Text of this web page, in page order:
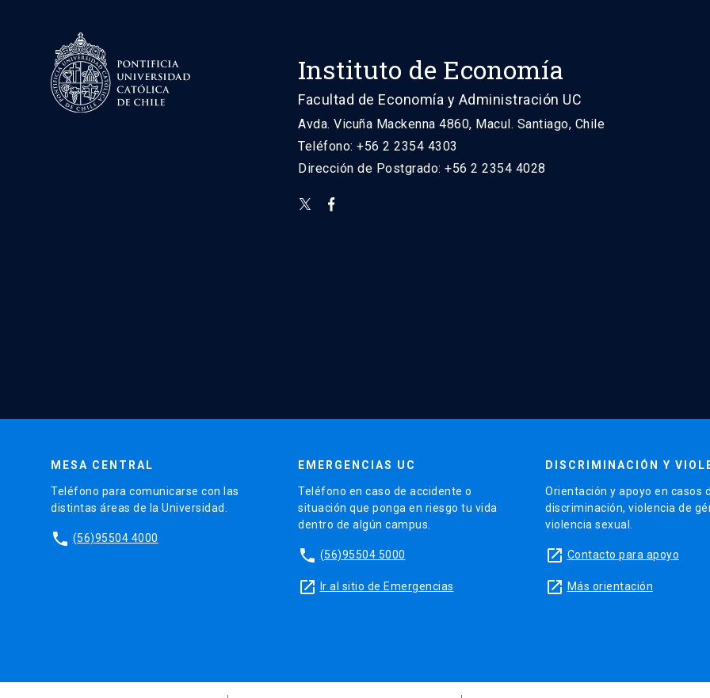
Instituto de Economía
Facultad de Economía y Administración UC
Avda. Vicuña Mackenna 4860, Macul. Santiago, Chile
Teléfono: +56 2 2354 4303
Dirección de Postgrado: +56 2 2354 4028
MESA CENTRAL
Teléfono para comunicarse con las
distintas áreas de la Universidad.
phone (56)95504 4000
EMERGENCIAS UC
Teléfono en caso de accidente o
situación que ponga en riesgo tu vida
dentro de algún campus.
phone (56)95504 5000
launch Ir al sitio de Emergencias
DISCRIMINACIÓN Y
Orientación y apoyo en casos
discriminación, violencia de
violencia sexual.
launch Contacto para apoyo
launch Más orientación